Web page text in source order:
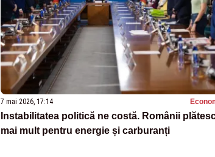
7 mai 2026, 17:14
Instabilitatea politică ne costă. Românii
mai mult pentru energie și carburanți